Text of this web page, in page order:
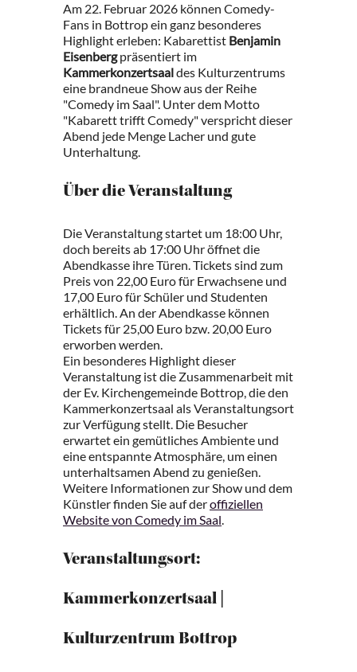
Am 22. Februar 2026 können Comedy-
Fans in Bottrop ein ganz besonderes
Highlight erleben: Kabarettist Benjamin
Eisenbergpräsentiert im
Kammerkonzertsaaldes Kulturzentrums
eine brandneue Show aus der Reihe
"Comedy im Saal". Unter dem Motto
"Kabarett trifft Comedy" verspricht dieser
Abend jede Menge Lacher und gute
Unterhaltung.
Über die Veranstaltung
Die Veranstaltung startet um 18:00 Uhr,
doch bereits ab 17:00 Uhr öffnet die
Abendkasse ihre Türen. Tickets sind zum
Preis von 22,00 Euro für Erwachsene und
17,00 Euro für Schüler und Studenten
erhältlich. An der Abendkasse können
Tickets für 25,00 Euro bzw. 20,00 Euro
erworben werden.
Ein besonderes Highlight dieser
Veranstaltung ist die Zusammenarbeit mit
der Ev. Kirchengemeinde Bottrop, die den
Kammerkonzertsaal als Veranstaltungsort
zur Verfügung stellt. Die Besucher
erwartet ein gemütliches Ambiente und
eine entspannte Atmosphäre, um einen
unterhaltsamen Abend zu genießen.
Weitere Informationen zur Show und dem
Künstler finden Sie auf deroffiziellen
Website von Comedy im Saal.
Veranstaltungsort:
Kammerkonzertsaal |
Kulturzentrum Bottrop